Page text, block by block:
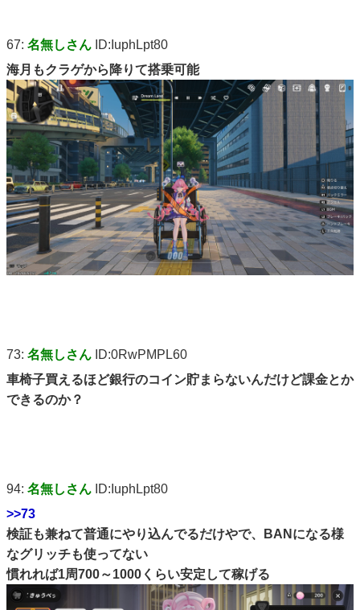
67: 名無しさん ID:IuphLpt80
海月もクラゲから降りて搭乗可能
73: 名無しさん ID:0RwPMPL60
車椅子買えるほど銀行のコイン貯まらないんだけど課金とか
できるのか？
94: 名無しさん ID:IuphLpt80
>>73
検証も兼ねて普通にやり込んでるだけやで、BANになる様
なグリッチも使ってない
慣れれば1周700～1000くらい安定して稼げる